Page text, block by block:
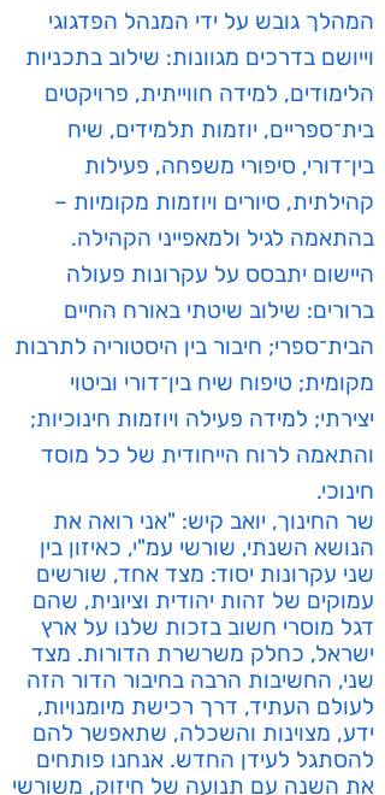
המהלך גובש על ידי המנהל הפדגוגי
וייושם בדרכים מגוונות: שילוב בתכניות
הלימודים, למידה חווייתית, פרויקטים
בית־ספריים, יוזמות תלמידים, שיח
בין־דורי, סיפורי משפחה, פעילות
קהילתית, סיורים ויוזמות מקומיות –
בהתאמה לגיל ולמאפייני הקהילה.
היישום יתבסס על עקרונות פעולה
ברורים: שילוב שיטתי באורח החיים
הבית־ספרי; חיבור בין היסטוריה לתרבות
מקומית; טיפוח שיח בין־דורי וביטוי
יצירתי; למידה פעילה ויוזמות חינוכיות;
והתאמה לרוח הייחודית של כל מוסד
חינוכי.
שר החינוך, יואב קיש: "אני רואה את
הנושא השנתי, שורשי עמ"י, כאיזון בין
שני עקרונות יסוד: מצד אחד, שורשים
עמוקים של זהות יהודית וציונית, שהם
דגל מוסרי חשוב בזכות שלנו על ארץ
ישראל, כחלק משרשרת הדורות. מצד
שני, החשיבות הרבה בחיבור הדור הזה
לעולם העתיד, דרך רכישת מיומנויות,
ידע, מצוינות והשכלה, שתאפשר להם
להסתגל לעידן החדש. אנחנו פותחים
את השנה עם תנועה של חיזוק, משורשי